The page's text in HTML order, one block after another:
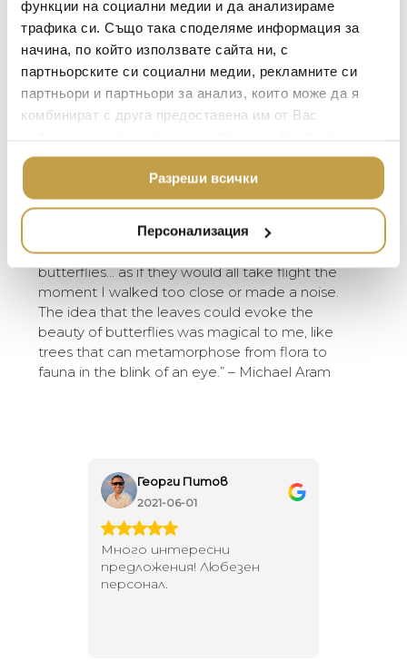
функции на социални медии и да анализираме
трафика си. Също така споделяме информация за
начина, по който използвате сайта ни, с
партньорските си социални медии, рекламните си
партньори и партньори за анализ, които може да я
комбинират с друга предоставена им от Вас
ползването от Ваша страна на услугите им.
Разреши всички
Персонализация
fascination with a particular type of ginkgo tree,
the ginkgo Biloba, or “Butterfly ginkgo”, which
grows with a double leaf reminiscent of a
butterfly’s wings, gave rise to a fantasia image of
the plant. Executed at the highest level of
handcraftsmanship, each piece is rendered in
vessels. The pieces in the collection are a tour
de force of Indian craft and capture the poetic
work.
“The first time I saw this tree, it literally looked
like it had been completely overtaken by
butterflies… as if they would all take flight the
moment I walked too close or made a noise.
The idea that the leaves could evoke the
beauty of butterflies was magical to me, like
trees that can metamorphose from flora to
fauna in the blink of an eye.” – Michael Aram
Георги Питов
2021-06-01
Много интересни
предложения! Любезен
персонал.
ТЕКСТИЛ ЗА ДОМА
АРОМАТИ ЗА ДОМА
ИЗКУСТВО И КНИГИ
ВИСОК КЛАС
МЕБЕЛИ
ПОДАРЪЦИ
TOM DIXON
MICHAEL ARAM
ASSOULINE
SELETTI
DOLCE & GABBANA
ETHNICRAFT
ZUIVER
DUTCHBONE